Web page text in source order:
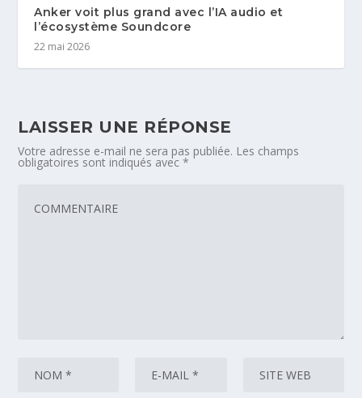
Anker voit plus grand avec l’IA audio et
l’écosystème Soundcore
22 mai 2026
LAISSER UNE RÉPONSE
Votre adresse e-mail ne sera pas publiée. Les champs
obligatoires sont indiqués avec*